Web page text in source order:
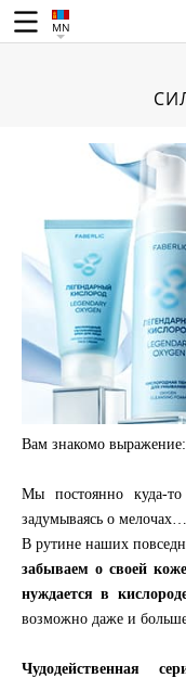
MN
Вам знакомо
Мы постоянно куда-
задумываясь о мелочах…
В рутине наших
забываем о своей
нуждается в
возможно даже и
Чудодейственная